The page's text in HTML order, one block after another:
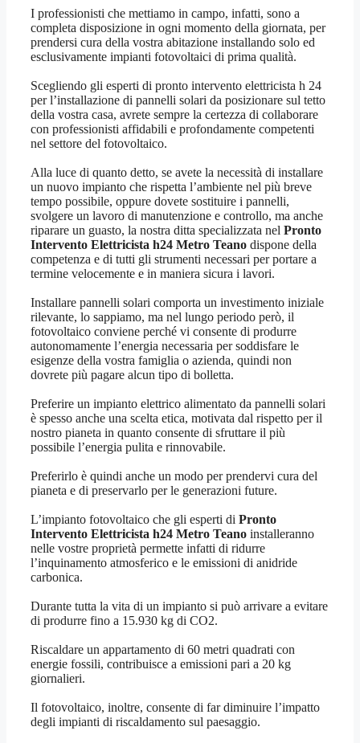
I professionisti che mettiamo in campo, infatti, sono a
completa disposizione in ogni momento della giornata, per
prendersi cura della vostra abitazione installando solo ed
esclusivamente impianti fotovoltaici di prima qualità.
Scegliendo gli esperti di pronto intervento elettricista h 24
per l’installazione di pannelli solari da posizionare sul tetto
della vostra casa, avrete sempre la certezza di collaborare
con professionisti affidabili e profondamente competenti
nel settore del fotovoltaico.
Alla luce di quanto detto, se avete la necessità di installare
un nuovo impianto che rispetta l’ambiente nel più breve
tempo possibile, oppure dovete sostituire i pannelli,
svolgere un lavoro di manutenzione e controllo, ma anche
riparare un guasto, la nostra ditta specializzata nel Pronto
Intervento Elettricista h24 Metro Teano dispone della
competenza e di tutti gli strumenti necessari per portare a
termine velocemente e in maniera sicura i lavori.
Installare pannelli solari comporta un investimento iniziale
rilevante, lo sappiamo, ma nel lungo periodo però, il
fotovoltaico conviene perché vi consente di produrre
autonomamente l’energia necessaria per soddisfare le
esigenze della vostra famiglia o azienda, quindi non
dovrete più pagare alcun tipo di bolletta.
Preferire un impianto elettrico alimentato da pannelli solari
è spesso anche una scelta etica, motivata dal rispetto per il
nostro pianeta in quanto consente di sfruttare il più
possibile l’energia pulita e rinnovabile.
Preferirlo è quindi anche un modo per prendervi cura del
pianeta e di preservarlo per le generazioni future.
L’impianto fotovoltaico che gli esperti di Pronto
Intervento Elettricista h24 Metro Teano installeranno
nelle vostre proprietà permette infatti di ridurre
l’inquinamento atmosferico e le emissioni di anidride
carbonica.
Durante tutta la vita di un impianto si può arrivare a evitare
di produrre fino a 15.930 kg di CO2.
Riscaldare un appartamento di 60 metri quadrati con
energie fossili, contribuisce a emissioni pari a 20 kg
giornalieri.
Il fotovoltaico, inoltre, consente di far diminuire l’impatto
degli impianti di riscaldamento sul paesaggio.